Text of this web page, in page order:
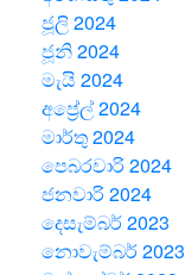
ජූලි 2024
ජූනි 2024
මැයි 2024
අප්‍රේල් 2024
මාර්තු 2024
පෙබරවාරි 2024
ජනවාරි 2024
දෙසැම්බර් 2023
නොවැම්බර් 2023